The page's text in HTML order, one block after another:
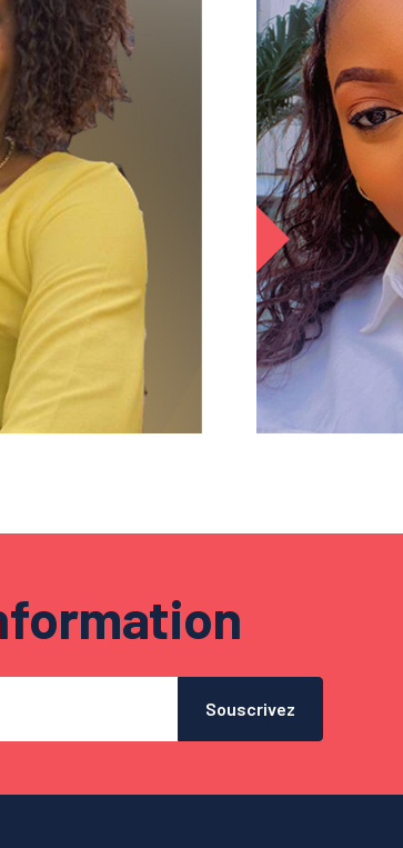
ANTABA
ADJOINTE
Souscrivez